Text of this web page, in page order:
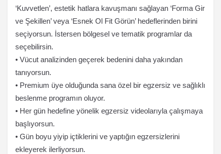
‘Kuvvetlen’, estetik hatlara kavuşmanı sağlayan ‘Forma Gir
ve Şekillen’ veya ‘Esnek Ol Fit Görün’ hedeflerinden birini
seçiyorsun. İstersen bölgesel ve tematik programlar da
seçebilirsin.
• Vücut analizinden geçerek bedenini daha yakından
tanıyorsun.
• Premium üye olduğunda sana özel bir egzersiz ve sağlıklı
beslenme programın oluyor.
• Her gün hedefine yönelik egzersiz videolarıyla çalışmaya
başlıyorsun.
• Gün boyu yiyip içtiklerini ve yaptığın egzersizlerini
ekleyerek ilerliyorsun.